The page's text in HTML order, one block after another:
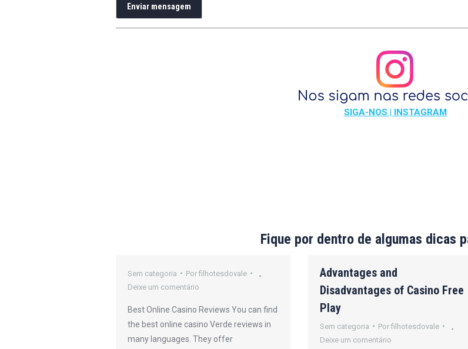
SIGA-NOS | INSTAGRAM
Fique por dentro de algumas dicas
Sem categoria Por filhotesdovale
Deixe um comentário
Best Online Casino Reviews You can find
the best online casino Verde reviews in
many languages. They offer
Advantages and
Disadvantages of Casino Free
Play
Sem categoria Por filhotesdovale
Deixe um comentário